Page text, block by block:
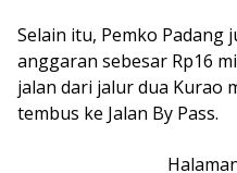
Selain itu, Pemko Padang
anggaran sebesar Rp16
jalan dari jalur dua Kurao
tembus ke Jalan By Pass.